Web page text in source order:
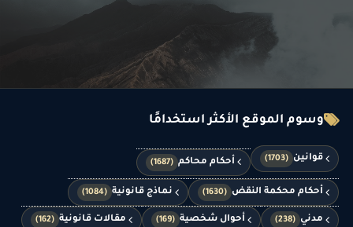
وسوم الموقع الأكثر استخدامًا
قوانين (1703) أحكام محاكم (1687)
أحكام محكمة النقض (1630) نماذج قانونية (1084)
مدني (238) أحوال شخصية (169) مقالات قانونية (162)